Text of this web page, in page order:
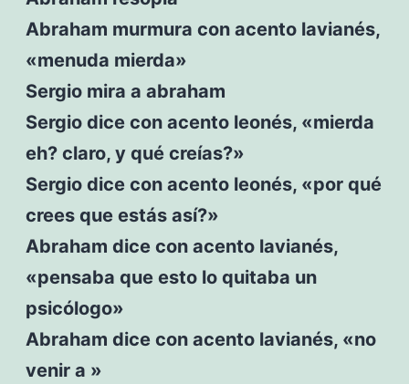
Abraham murmura con acento lavianés,
«menuda mierda»
Sergio mira a abraham
Sergio dice con acento leonés, «mierda
eh? claro, y qué creías?»
Sergio dice con acento leonés, «por qué
crees que estás así?»
Abraham dice con acento lavianés,
«pensaba que esto lo quitaba un
psicólogo»
Abraham dice con acento lavianés, «no
venir a »